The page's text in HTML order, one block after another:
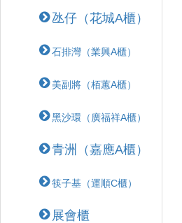
氹仔（花城A櫃）
石排灣（業興A櫃）
美副將（栢蕙A櫃）
黑沙環（廣福祥A櫃）
青洲（嘉應A櫃）
筷子基（運順C櫃）
展會櫃